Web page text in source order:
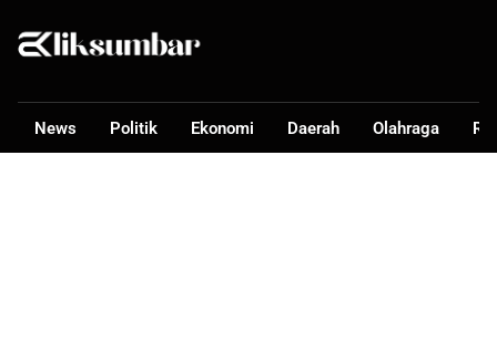
News Politik Ekonomi Daerah Olahraga